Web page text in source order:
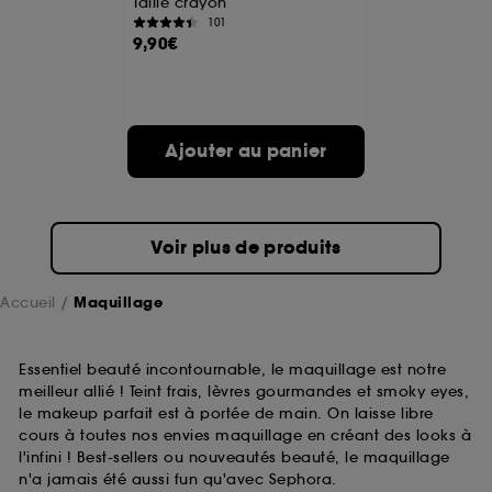
101
9,90€
Ajouter au panier
Voir plus de produits
Accueil Maquillage
Essentiel beauté incontournable, le maquillage est notre
meilleur allié ! Teint frais, lèvres gourmandes et smoky eyes,
le makeup parfait est à portée de main. On laisse libre
cours à toutes nos envies maquillage en créant des looks à
l'infini ! Best-sellers ou nouveautés beauté, le maquillage
n'a jamais été aussi fun qu'avec Sephora.
A l'exception des cookies techniques, le dépôt et la
choix" ci-dessous ou décider de "tout accepter".
Sephora pourra associer les informations de
navigation collectées par ces Cookies, pour les
sur "continuer sans accepter". Voous pouvez à tout
moment choisir de retirer votrte consentement. Si vous
souhaitez obtenir plus d'information sur les cookies